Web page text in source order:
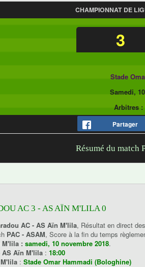
CHAMPIONNAT DE
3
Stade
Samedi,
Arbitres :
Partager
Résumé du match
AC 3 - AS AÏN M'LILA 0
AC - AS Aïn M'lila, Résultat en direct
PAC - ASAM, Score à la fin du temps
M'lila : samedi, 10 novembre 2018.
AS Aïn M'lila : 18:00
: Stade Omar Hammadi (Bologhine)